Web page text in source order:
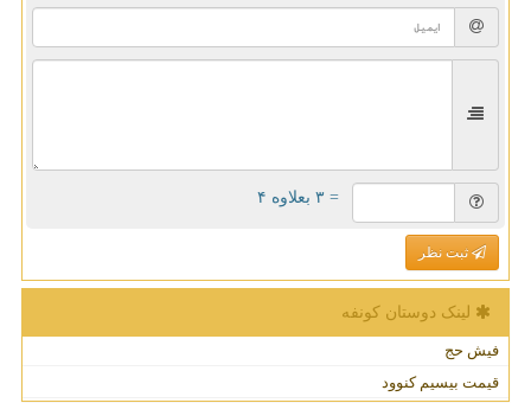
= ۳ بعلاوه ۴
ثبت نظر
لینک دوستان كونفه
فیش حج
قیمت بیسیم کنوود